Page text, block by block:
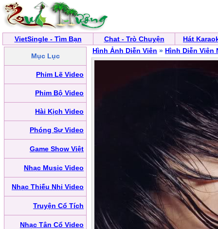
VietSingle - Tìm Bạn Chat - Trò Chuyện Hát
Mục Lục
Phim Lẽ Video
Phim Bộ Video
Hài Kịch Video
Phóng Sự Video
Game Show Việt
Nhạc Music Video
Nhạc Thiếu Nhi Video
Truyện Cổ Tích
Nhạc Tân Cổ Video
Hình Ảnh Diễn Viên » Hình Diễn Viên